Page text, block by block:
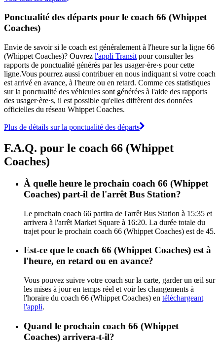
Ponctualité des départs pour le coach 66 (Whippet
Coaches)
Envie de savoir si le coach est généralement à l'heure sur la ligne 66
(Whippet Coaches)? Ouvrez l'appli Transit pour consulter les
rapports de ponctualité générés par les usager·ère·s pour cette
ligne.Vous pourrez aussi contribuer en nous indiquant si votre coach
est arrivé en avance, à l'heure ou en retard. Comme ces statistiques
sur la ponctualité des véhicules sont générées à l'aide des rapports
des usager·ère·s, il est possible qu'elles diffèrent des données
officielles du réseau Whippet Coaches.
Plus de détails sur la ponctualité des départs
F.A.Q. pour le coach 66 (Whippet
Coaches)
À quelle heure le prochain coach 66 (Whippet
Coaches) part-il de l'arrêt Bus Station?
Le prochain coach 66 partira de l'arrêt Bus Station à 15:35 et
arrivera à l'arrêt Market Square à 16:20. La durée totale du
trajet pour le prochain coach 66 (Whippet Coaches) est de 45.
Est-ce que le coach 66 (Whippet Coaches) est à
l'heure, en retard ou en avance?
Vous pouvez suivre votre coach sur la carte, garder un œil sur
les mises à jour en temps réel et voir les changements à
l'horaire du coach 66 (Whippet Coaches) en téléchargeant
l'appli.
Quand le prochain coach 66 (Whippet
Coaches) arrivera-t-il?